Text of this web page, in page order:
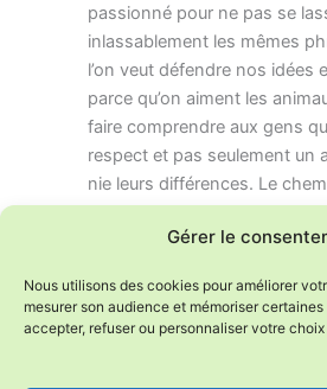
Gérer le
Nous utilisons des cookies pour améliorer
mesurer son audience et mémoriser
accepter, refuser ou personnaliser votre
passionné pour ne pas se
inlassablement les mêmes
l’on veut défendre nos idées
parce qu’on aiment les
faire comprendre aux gens
respect et pas seulement un
nie leurs différences. Le
c’est le seul qui existe alors